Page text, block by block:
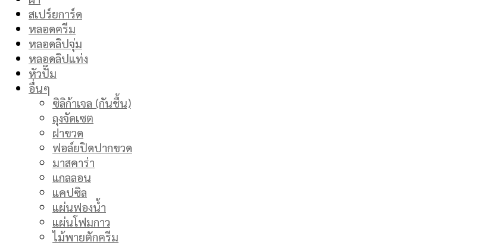
สเปร์ยการ์ด
หลอดครีม
หลอดลิปจุ่ม
หลอดลิปแท่ง
หัวปั๊ม
อื่นๆ
ซิลิก้าเจล (กันชื้น)
ถุงจัดเซต
ฝาขวด
ฟอล์ยปิดปากขวด
มาสคาร่า
แกลลอน
แคปซิล
แผ่นฟองน้ำ
แผ่นโฟมกาว
ไม้พายตักครีม